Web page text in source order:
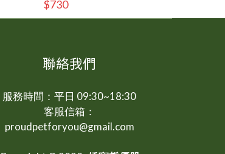
$730
聯絡我們
服務時間：平日 09:30~18:30
客服信箱：
proudpetforyou@gmail.com